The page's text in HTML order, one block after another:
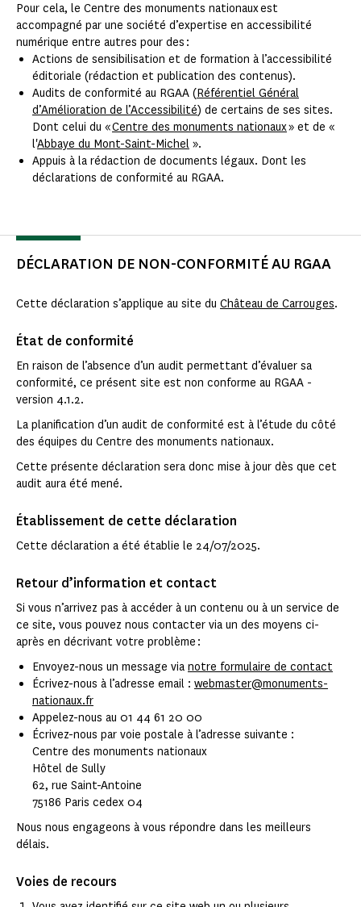
Pour cela, le Centre des monuments nationaux est
accompagné par une société d’expertise en accessibilité
numérique entre autres pour des :
Actions de sensibilisation et de formation à l’accessibilité
éditoriale (rédaction et publication des contenus).
Audits de conformité au RGAA (Référentiel Général
d’Amélioration de l’Accessibilité) de certains de ses sites.
Dont celui du «Centre des monuments nationaux» et de «
l'Abbaye du Mont-Saint-Michel ».
Appuis à la rédaction de documents légaux. Dont les
déclarations de conformité au RGAA.
DÉCLARATION DE NON-CONFORMITÉ AU RGAA
Cette déclaration s’applique au site du Château de Carrouges.
État de conformité
En raison de l’absence d’un audit permettant d’évaluer sa
conformité, ce présent site est non conforme au RGAA -
version 4.1.2.
La planification d’un audit de conformité est à l’étude du côté
des équipes du Centre des monuments nationaux.
Cette présente déclaration sera donc mise à jour dès que cet
audit aura été mené.
Établissement de cette déclaration
Cette déclaration a été établie le 24/07/2025.
Retour d’information et contact
Si vous n’arrivez pas à accéder à un contenu ou à un service de
ce site, vous pouvez nous contacter via un des moyens ci-
après en décrivant votre problème :
Envoyez-nous un message via notre formulaire de contact
Écrivez-nous à l’adresse email : webmaster@monuments-
nationaux.fr
Appelez-nous au 01 44 61 20 00
Écrivez-nous par voie postale à l’adresse suivante :
Centre des monuments nationaux
Hôtel de Sully
62, rue Saint-Antoine
75186 Paris cedex 04
Nous nous engageons à vous répondre dans les meilleurs
délais.
Voies de recours